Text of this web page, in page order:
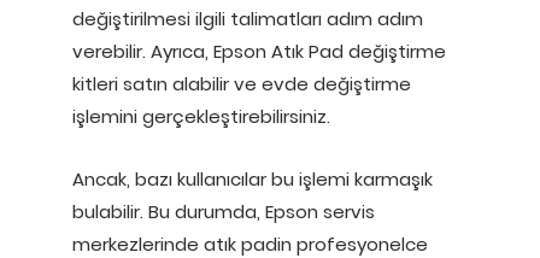
değiştirilmesi ilgili talimatları adım adım
verebilir. Ayrıca, Epson Atık Pad değiştirme
kitleri satın alabilir ve evde değiştirme
işlemini gerçekleştirebilirsiniz.
Ancak, bazı kullanıcılar bu işlemi karmaşık
bulabilir. Bu durumda, Epson servis
merkezlerinde atık padin profesyonelce